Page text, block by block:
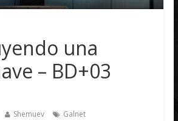
una
– BD+03
Shemuev Galnet